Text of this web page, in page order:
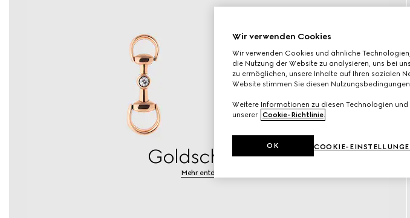
Goldschmuck
Mehr entdecken
Wir verwenden Cookies
Wir verwenden Cookies und ähnliche
die Nutzung der Website zu analysieren, uns bei
zu ermöglichen, unsere Inhalte auf Ihren sozialen
Website stimmen Sie diesen Nutzungsbedingungen
Weitere Informationen zu diesen Technologien
unserer Cookie-Richtlinie
COOKIE-
OK